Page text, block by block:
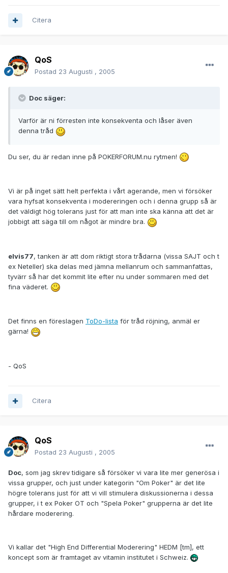
Citera
QoS
Postad 23 Augusti , 2005
Doc säger:
Varför är ni förresten inte konsekventa och låser även
denna tråd
Du ser, du är redan inne på POKERFORUM.nu rytmen!
Vi är på inget sätt helt perfekta i vårt agerande, men vi försöker
vara hyfsat konsekventa i modereringen och i denna grupp så är
det väldigt hög tolerans just för att man inte ska känna att det är
jobbigt att säga till om något är mindre bra.
elvis77, tanken är att dom riktigt stora trådarna (vissa SAJT och t
ex Neteller) ska delas med jämna mellanrum och sammanfattas,
tyvärr så har det kommit lite efter nu under sommaren med det
fina väderet.
Det finns en föreslagen ToDo-lista för tråd röjning, anmäl er
gärna!
- QoS
Citera
QoS
Postad 23 Augusti , 2005
Doc, som jag skrev tidigare så försöker vi vara lite mer generösa i
vissa grupper, och just under kategorin "Om Poker" är det lite
högre tolerans just för att vi vill stimulera diskussionerna i dessa
grupper, i t ex Poker OT och "Spela Poker" grupperna är det lite
hårdare moderering.
Vi kallar det "High End Differential Moderering" HEDM [tm], ett
koncept som är framtaget av vitamin institutet i Schweiz.